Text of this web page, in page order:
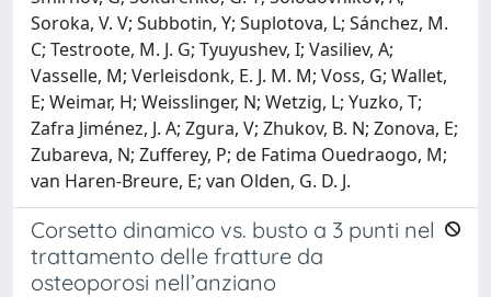
Soroka, V. V; Subbotin, Y; Suplotova, L; Sánchez, M.
C; Testroote, M. J. G; Tyuyushev, I; Vasiliev, A;
Vasselle, M; Verleisdonk, E. J. M. M; Voss, G; Wallet,
E; Weimar, H; Weisslinger, N; Wetzig, L; Yuzko, T;
Zafra Jiménez, J. A; Zgura, V; Zhukov, B. N; Zonova, E;
Zubareva, N; Zufferey, P; de Fatima Ouedraogo, M;
van Haren-Breure, E; van Olden, G. D. J.
Corsetto dinamico vs. busto a 3 punti nel
trattamento delle fratture da
osteoporosi nell’anziano